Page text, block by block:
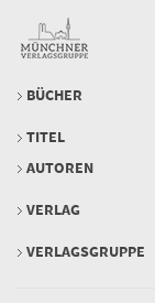
BÜCHER
TITEL
AUTOREN
VERLAG
VERLAGSGRUPPE